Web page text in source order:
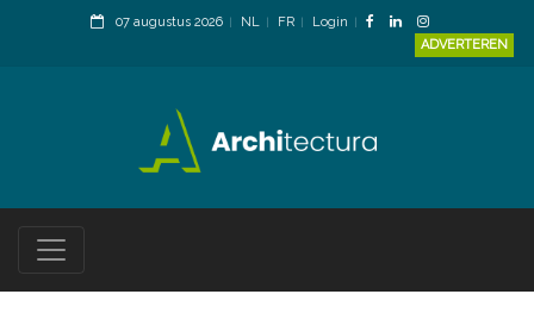
07 augustus 2026 NL FR
Login
ADVERTEREN